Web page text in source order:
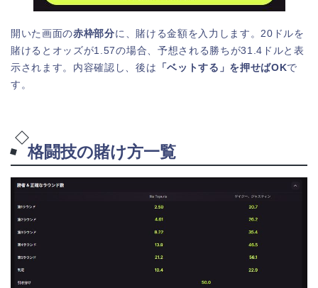
開いた画面の赤枠部分に、賭ける金額を入力します。20ドルを
賭けるとオッズが1.57の場合、予想される勝ちが31.4ドルと表
示されます。内容確認し、後は
「ベットする」 を押せばOKで
す。
格闘技の賭け方一覧